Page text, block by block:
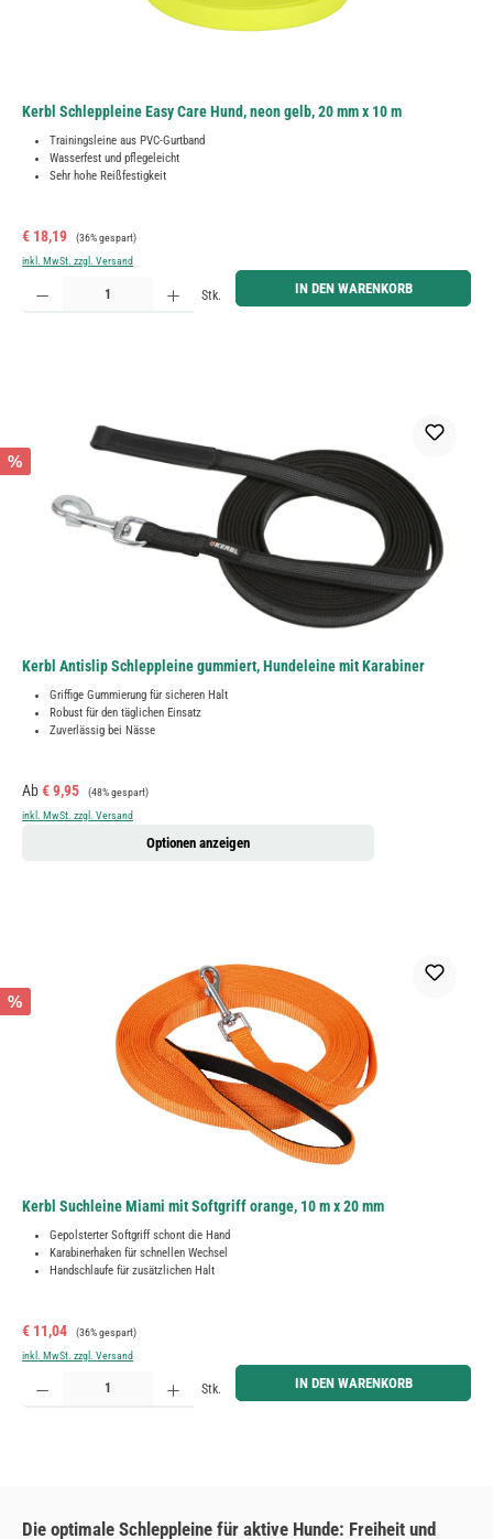
Kerbl Schleppleine Easy Care Hund, neon gelb, 20 mm x 10 m
Trainingsleine aus PVC-Gurtband
Wasserfest und pflegeleicht
Sehr hohe Reißfestigkeit
Verkaufspreis:
€ 18,19 Regulärer Preis:
(36% gespart)
inkl. MwSt. zzgl. Versand
Produkt Anzahl: Gib den gewünschten Wert ein oder benutze die Schaltflächen um die Anzahl zu
Stk. IN DEN WARENKORB
%
Kerbl Antislip Schleppleine gummiert, Hundeleine mit Karabiner
Griffige Gummierung für sicheren Halt
Robust für den täglichen Einsatz
Zuverlässig bei Nässe
Verkaufspreis:
Ab€ 9,95 Regulärer Preis:
(48% gespart)
inkl. MwSt. zzgl. Versand
Optionen anzeigen
%
Kerbl Suchleine Miami mit Softgriff orange, 10 m x 20 mm
Gepolsterter Softgriff schont die Hand
Karabinerhaken für schnellen Wechsel
Handschlaufe für zusätzlichen Halt
Verkaufspreis:
€ 11,04 Regulärer Preis:
(36% gespart)
inkl. MwSt. zzgl. Versand
Produkt Anzahl: Gib den gewünschten Wert ein oder benutze die Schaltflächen um die Anzahl zu
Stk. IN DEN WARENKORB
Die optimale Schleppleine für aktive Hunde: Freiheit und